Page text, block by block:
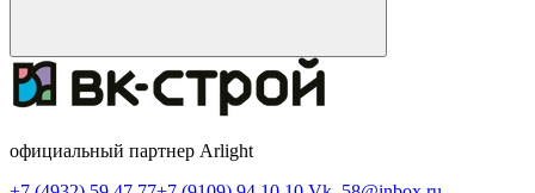
официальный партнер Arlight